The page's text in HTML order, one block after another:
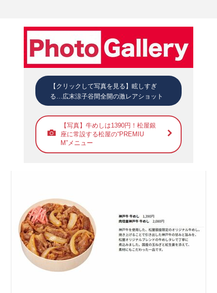
【クリックして写真を見る】眩しすぎ
る…広末涼子谷間全開の激レアショット
【写真】牛めしは1390円！松屋銀
座に常設する松屋の“PREMIU
M”メニュー